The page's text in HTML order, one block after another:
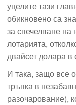
уцелите тази
обикновено са
за спечелване на
лотарията,
двайсет долара в
И така, защо все
тръпка в
разочарование),